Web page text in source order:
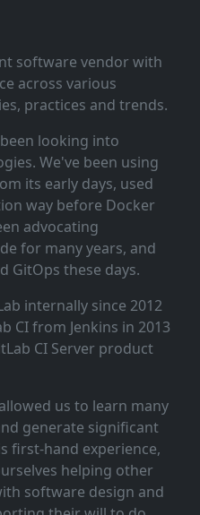
software vendor with
across various
practices and trends.
looking into
We've been using
its early days, used
way before Docker
advocating
for many years, and
GitOps these days.
internally since 2012
CI from Jenkins in 2013
CI Server product
us to learn many
generate significant
first‑hand experience,
helping other
software design and